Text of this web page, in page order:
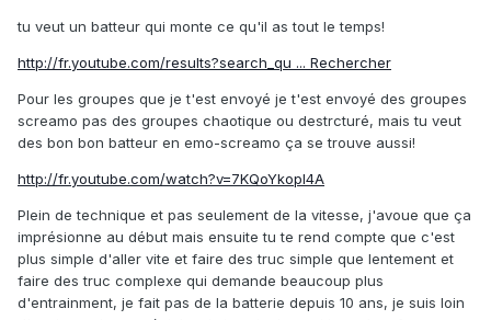
tu veut un batteur qui monte ce qu'il as tout le temps!
http://fr.youtube.com/results?search_qu ... Rechercher
Pour les groupes que je t'est envoyé je t'est envoyé des groupes
screamo pas des groupes chaotique ou destrcturé, mais tu veut
des bon bon batteur en emo-screamo ça se trouve aussi!
http://fr.youtube.com/watch?v=7KQoYkopl4A
Plein de technique et pas seulement de la vitesse, j'avoue que ça
imprésionne au début mais ensuite tu te rend compte que c'est
plus simple d'aller vite et faire des truc simple que lentement et
faire des truc complexe qui demande beaucoup plus
d'entrainment, je fait pas de la batterie depuis 10 ans, je suis loin